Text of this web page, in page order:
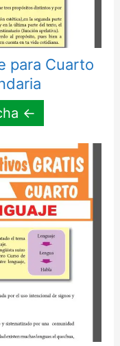
para Cuarto
←